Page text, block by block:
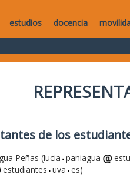
estudios docencia
de los
Peñas (lucia paniagua
estudiantes uva es)